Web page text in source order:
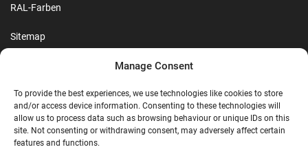
Manage Consent
To provide the best experiences, we use technologies like cookies to store
and/or access device information. Consenting to these technologies will
allow us to process data such as browsing behaviour or unique IDs on this
site. Not consenting or withdrawing consent, may adversely affect certain
features and functions.
RAL-Farben
Sitemap
G Google Reviews